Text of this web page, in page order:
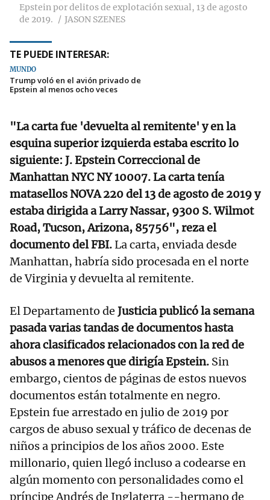
Epstein por delitos de explotación sexual, 13 de agosto
de 2019.
JASON SZENES
TE PUEDE INTERESAR:
MUNDO
Trump voló en el avión privado de
Epstein al menos ocho veces
"La carta fue 'devuelta al remitente' y en la
esquina superior izquierda estaba escrito lo
siguiente: J. Epstein Correccional de
Manhattan NYC NY 10007. La carta tenía
matasellos NOVA 220 del 13 de agosto de 2019 y
estaba dirigida a Larry Nassar, 9300 S. Wilmot
Road, Tucson, Arizona, 85756", reza el
documento del FBI.La carta, enviada desde
Manhattan, habría sido procesada en el norte
de Virginia y devuelta al remitente.
El Departamento de Justicia publicó la semana
pasada varias tandas de documentos hasta
ahora clasificados relacionados con la red de
abusos a menores que dirigía Epstein. Sin
embargo, cientos de páginas de estos nuevos
documentos están totalmente en negro.
Epstein fue arrestado en julio de 2019 por
cargos de abuso sexual y tráfico de decenas de
niños a principios de los años 2000. Este
millonario, quien llegó incluso a codearse en
algún momento con personalidades como el
príncipe Andrés de Inglaterra --hermano de